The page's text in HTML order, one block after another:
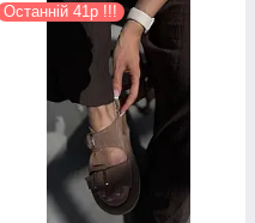
Останній 41р !!!